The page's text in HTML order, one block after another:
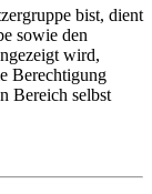
bist, dient
sowie den
wird,
Berechtigung
Bereich selbst